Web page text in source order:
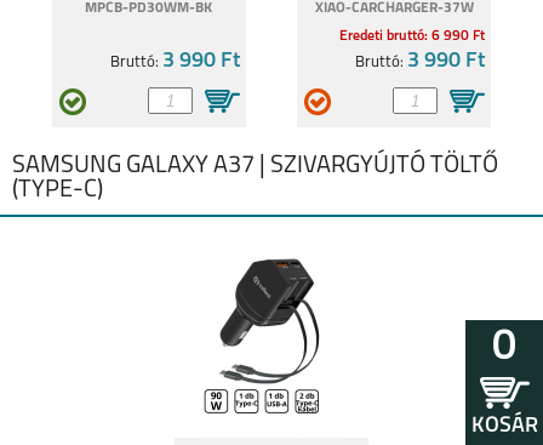
MPCB-PD30WM-BK
Bruttó: 3 990 Ft
XIAO-CARCHARGER-37W
Eredeti bruttó: 6 990 Ft
Bruttó: 3 990 Ft
SAMSUNG GALAXY A37 | SZIVARGYÚJTÓ TÖLTŐ
(TYPE-C)
0
KOSÁR